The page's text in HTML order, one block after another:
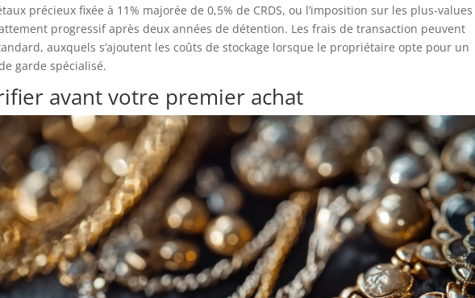
précieux fixée à 11% majorée de 0,5% de CRDS, ou l’imposition sur les plus-values
progressif après deux années de détention. Les frais de transaction peuvent
auxquels s’ajoutent les coûts de stockage lorsque le propriétaire opte pour un
garde spécialisé.
avant votre premier achat